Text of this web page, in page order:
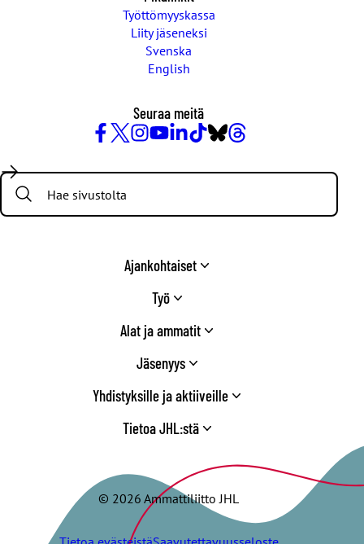
Työttömyyskassa
Liity jäseneksi
Svenska
English
Seuraa meitä
/
Twitter
Search:
Ajankohtaiset
Työ
Alat ja ammatit
Jäsenyys
Yhdistyksille ja aktiiveille
Tietoa JHL:stä
© 2026 Ammattiliitto JHL